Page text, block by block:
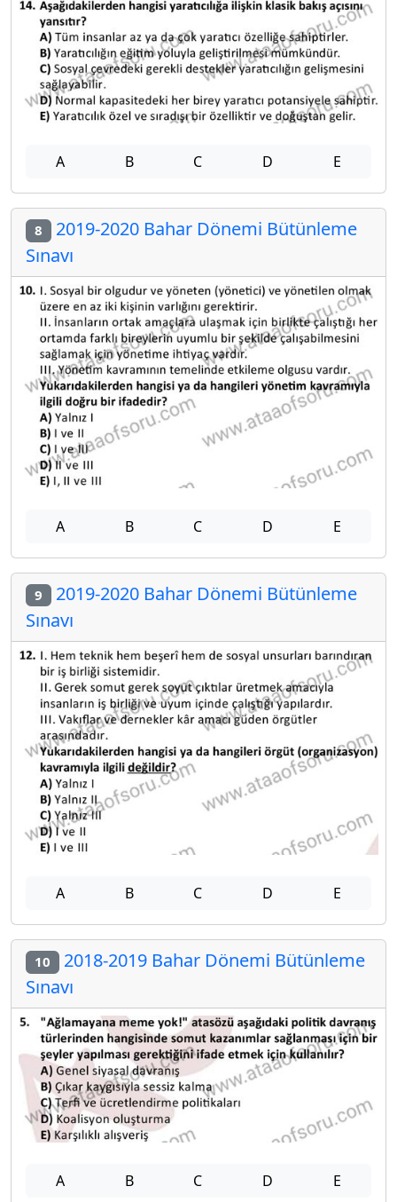
A B C D E
8 2019-2020 Bahar Dönemi Bütünleme
Sınavı
A B C D E
9 2019-2020 Bahar Dönemi Bütünleme
Sınavı
A B C D E
10 2018-2019 Bahar Dönemi Bütünleme
Sınavı
A B C D E